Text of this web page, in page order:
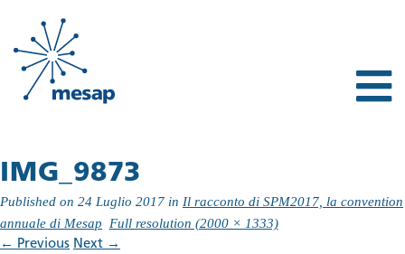
IMG_9873
Published on 24 Luglio 2017 in Il racconto di SPM2017, la convention
annuale di Mesap
Full resolution (2000 × 1333)
← Previous Next →